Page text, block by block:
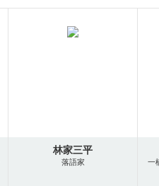
林家三平
落語家 一